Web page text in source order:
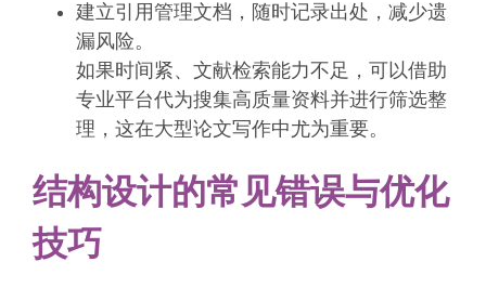
建立引用管理文档，随时记录出处，减少遗
漏风险。
如果时间紧、文献检索能力不足，可以借助
专业平台代为搜集高质量资料并进行筛选整
理，这在大型论文写作中尤为重要。
结构设计的常见错误与优化
技巧